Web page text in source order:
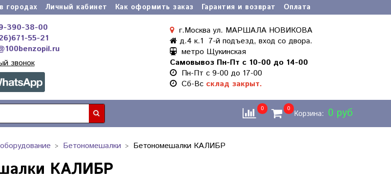
городах Личный кабинет Как оформить заказ Гарантия и возврат Оплата
390-38-00
55-21
звонок
г.Москва ул. МАРШАЛА НОВИКОВА
д.4 к.1 7-й подъезд, вход со двора.
метро Щукинская
Самовывоз Пн-Пт с 10-00 до 14-00
Пн-Пт с 9-00 до 17-00
Cб-Вс склад закрыт.
0 0
Корзина: 0 руб
Бетономешалки Бетономешалки КАЛИБР
КАЛИБР